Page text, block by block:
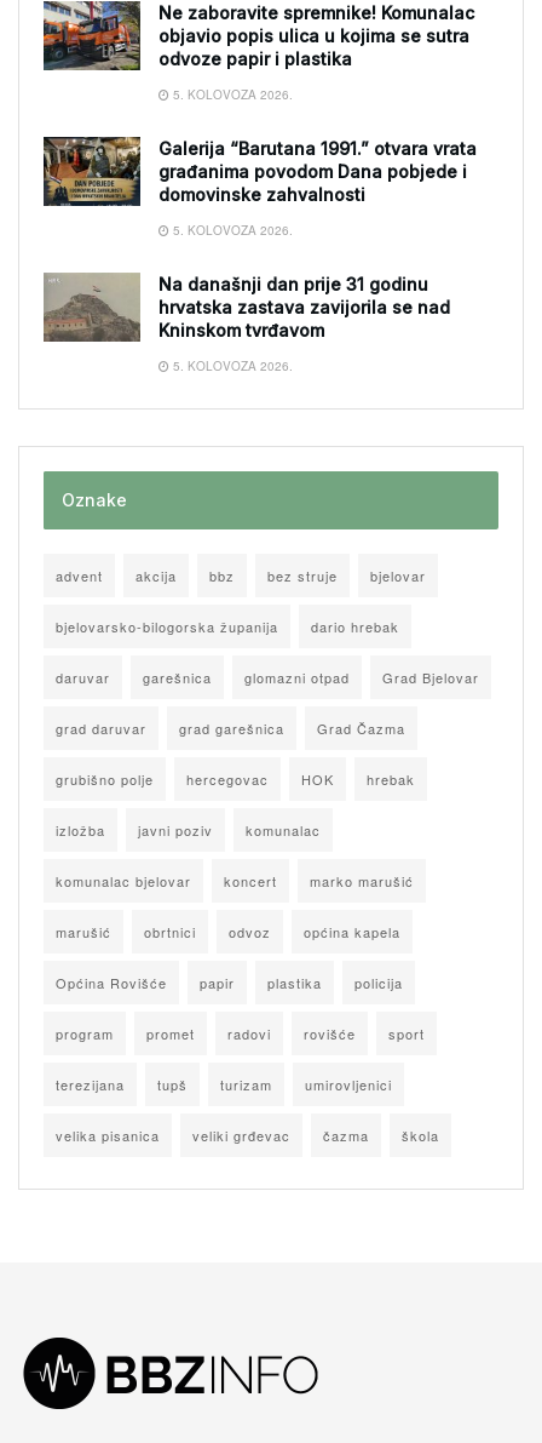
Ne zaboravite spremnike! Komunalac
objavio popis ulica u kojima se sutra
odvoze papir i plastika
5. KOLOVOZA 2026.
Galerija “Barutana 1991.” otvara vrata
građanima povodom Dana pobjede i
domovinske zahvalnosti
5. KOLOVOZA 2026.
Na današnji dan prije 31 godinu
hrvatska zastava zavijorila se nad
Kninskom tvrđavom
5. KOLOVOZA 2026.
Oznake
advent akcija bbz bez struje bjelovar
bjelovarsko-bilogorska županija dario hrebak
daruvar garešnica glomazni otpad Grad Bjelovar
grad daruvar grad garešnica Grad Čazma
grubišno polje hercegovac HOK hrebak
izložba javni poziv komunalac
komunalac bjelovar koncert marko marušić
marušić obrtnici odvoz općina kapela
Općina Rovišće papir plastika policija
program promet radovi rovišće sport
terezijana tupš turizam umirovljenici
velika pisanica veliki grđevac čazma škola